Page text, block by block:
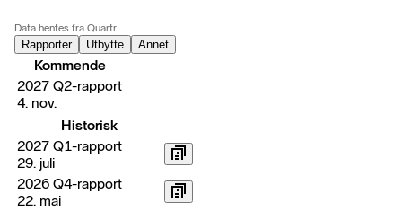
Data hentes fra Quartr
Rapporter Utbytte Annet
Kommende
2027 Q2-rapport
4. nov.
Historisk
2027 Q1-rapport
29. juli
2026 Q4-rapport
22. mai